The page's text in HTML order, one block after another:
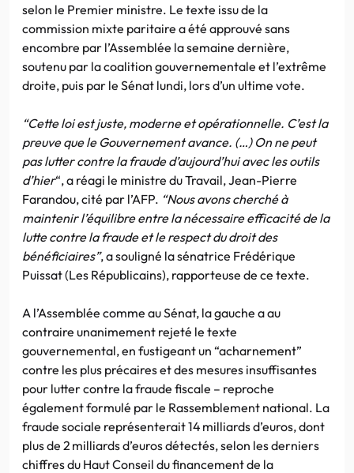
selon le Premier ministre. Le texte issu de la
commission mixte paritaire a été approuvé sans
encombre par l’Assemblée la semaine dernière,
soutenu par la coalition gouvernementale et l’extrême
droite, puis par le Sénat lundi, lors d’un ultime vote.
“Cette loi est juste, moderne et opérationnelle. C’est la
preuve que le Gouvernement avance. (…) On ne peut
pas lutter contre la fraude d’aujourd’hui avec les outils
d’hier“, a réagi le ministre du Travail, Jean-Pierre
Farandou, cité par l’AFP. “Nous avons cherché à
maintenir l’équilibre entre la nécessaire efficacité de la
lutte contre la fraude et le respect du droit des
bénéficiaires”, a souligné la sénatrice Frédérique
Puissat (Les Républicains), rapporteuse de ce texte.
A l’Assemblée comme au Sénat, la gauche a au
contraire unanimement rejeté le texte
gouvernemental, en fustigeant un “acharnement”
contre les plus précaires et des mesures insuffisantes
pour lutter contre la fraude fiscale – reproche
également formulé par le Rassemblement national. La
fraude sociale représenterait 14 milliards d’euros, dont
plus de 2 milliards d’euros détectés, selon les derniers
chiffres du Haut Conseil du financement de la